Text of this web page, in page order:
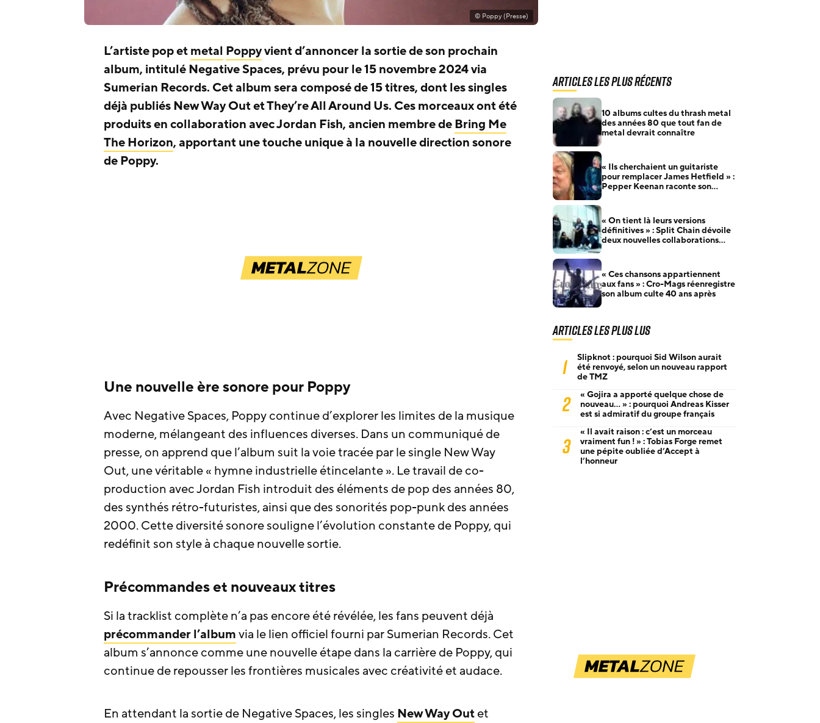
© Poppy (Presse)
L’artiste pop etmetal Poppyvient d’annoncer la sortie de son prochain
album, intitulé Negative Spaces, prévu pour le 15 novembre 2024 via
Sumerian Records. Cet album sera composé de 15 titres, dont les singles
déjà publiés New Way Out et They’re All Around Us. Ces morceaux ont été
produits en collaboration avec Jordan Fish, ancien membre deBring Me
The Horizon, apportant une touche unique à la nouvelle direction sonore
de Poppy.
Une nouvelle ère sonore pour Poppy
Avec Negative Spaces, Poppy continue d’explorer les limites de la musique
moderne, mélangeant des influences diverses. Dans un communiqué de
presse, on apprend que l’album suit la voie tracée par le single New Way
Out, une véritable « hymne industrielle étincelante ». Le travail de co-
production avec Jordan Fish introduit des éléments de pop des années 80,
des synthés rétro-futuristes, ainsi que des sonorités pop-punk des années
2000. Cette diversité sonore souligne l’évolution constante de Poppy, qui
redéfinit son style à chaque nouvelle sortie.
Précommandes et nouveaux titres
Si la tracklist complète n’a pas encore été révélée, les fans peuvent déjà
précommander l’albumvia le lien officiel fourni par Sumerian Records. Cet
album s’annonce comme une nouvelle étape dans la carrière de Poppy, qui
continue de repousser les frontières musicales avec créativité et audace.
En attendant la sortie de Negative Spaces, les singles New Way Outet
Articles les plus récents
10 albums cultes du thrash metal
des années 80 que tout fan de
metal devrait connaître
« Ils cherchaient un guitariste
pour remplacer James Hetfield » :
Pepper Keenan raconte son
« On tient là leurs versions
définitives » : Split Chain dévoile
deux nouvelles collaborations
« Ces chansons appartiennent
aux fans » : Cro-Mags réenregistre
son album culte 40 ans après
Articles les plus lus
1
Slipknot : pourquoi Sid Wilson aurait
été renvoyé, selon un nouveau rapport
de TMZ
2
« Gojira a apporté quelque chose de
nouveau… » : pourquoi Andreas Kisser
est si admiratif du groupe français
3
« Il avait raison : c’est un morceau
vraiment fun ! » : Tobias Forge remet
une pépite oubliée d’Accept à
l’honneur